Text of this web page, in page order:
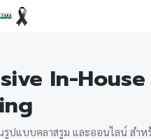
In-House
รูปแบบคลาสรูม และออนไลน์ สำ